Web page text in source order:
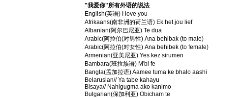
"我爱你"所有外语的说法
English(英语) I love you
Afrikaans(南非洲的荷兰语) Ek het jou lief
Albanian(阿尔巴尼亚) Te dua
Arabic(阿拉伯(对男性) Ana behibak (to male)
Arabic(阿拉伯(对女性) Ana behibek (to female)
Armenian(亚美尼亚) Yes kez sirumen
Bambara(班拉族语) M'bi fe
Bangla(孟加拉语) Aamee tuma ke bhalo aashi
Belarusian// Ya tabe kahayu
Bisaya// Nahigugma ako kanimo
Bulgarian(保加利亚) Obicham te